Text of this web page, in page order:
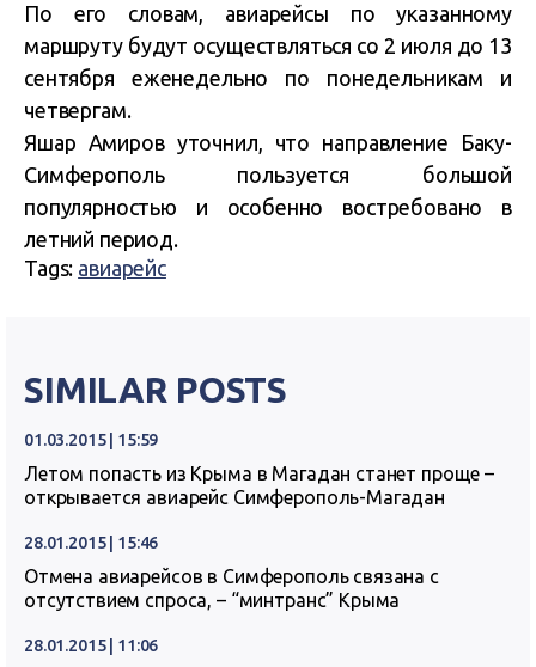
По его словам, авиарейсы по указанному
маршруту будут осуществляться со 2 июля до 13
сентября еженедельно по понедельникам и
четвергам.
Яшар Амиров уточнил, что направление Баку-
Симферополь пользуется большой
популярностью и особенно востребовано в
летний период.
Tags: авиарейс
SIMILAR POSTS
01.03.2015 | 15:59
Летом попасть из Крыма в Магадан станет проще –
открывается авиарейс Симферополь-Магадан
28.01.2015 | 15:46
Отмена авиарейсов в Симферополь связана с
отсутствием спроса, – “минтранс” Крыма
28.01.2015 | 11:06